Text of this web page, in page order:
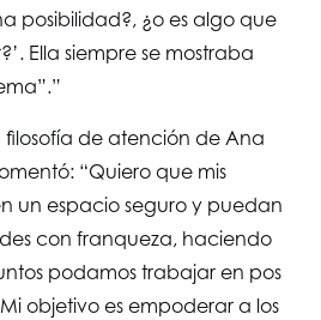
posibilidad?, ¿o es algo que
Ella siempre se mostraba
filosofía de atención de Ana
“Quiero que mis
un espacio seguro y puedan
con franqueza, haciendo
podamos trabajar en pos
objetivo es empoderar a los